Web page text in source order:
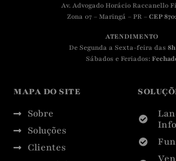
Av. Advogado Horácio Raccanello
Zona 07 – Maringá – PR – CEP
ATENDIMENTO
De Segunda a Sexta-feira das
Sábados e Feriados:
MAPA DO SITE
Sobre
Soluções
Clientes